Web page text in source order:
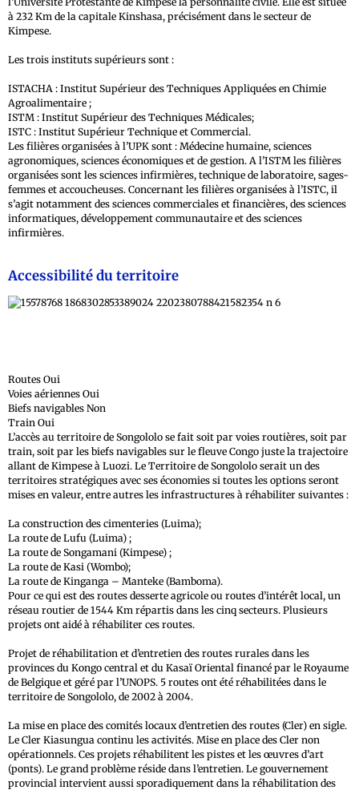
à 232 Km de la capitale Kinshasa, précisément dans le secteur de
Kimpese.
Les trois instituts supérieurs sont :
ISTACHA : Institut Supérieur des Techniques Appliquées en Chimie
Agroalimentaire ;
ISTM : Institut Supérieur des Techniques Médicales;
ISTC : Institut Supérieur Technique et Commercial.
Les filières organisées à l’UPK sont : Médecine humaine, sciences
agronomiques, sciences économiques et de gestion. A l’ISTM les filières
organisées sont les sciences infirmières, technique de laboratoire, sages-
femmes et accoucheuses. Concernant les filières organisées à l’ISTC, il
s’agit notamment des sciences commerciales et financières, des sciences
informatiques, développement communautaire et des sciences
infirmières.
Accessibilité du territoire
Routes Oui
Voies aériennes Oui
Biefs navigables Non
Train Oui
L’accès au territoire de Songololo se fait soit par voies routières, soit par
train, soit par les biefs navigables sur le fleuve Congo juste la trajectoire
allant de Kimpese à Luozi. Le Territoire de Songololo serait un des
territoires stratégiques avec ses économies si toutes les options seront
mises en valeur, entre autres les infrastructures à réhabiliter suivantes :
La construction des cimenteries (Luima);
La route de Lufu (Luima) ;
La route de Songamani (Kimpese) ;
La route de Kasi (Wombo);
La route de Kinganga – Manteke (Bamboma).
Pour ce qui est des routes desserte agricole ou routes d’intérêt local, un
réseau routier de 1544 Km répartis dans les cinq secteurs. Plusieurs
projets ont aidé à réhabiliter ces routes.
Projet de réhabilitation et d’entretien des routes rurales dans les
provinces du Kongo central et du Kasaï Oriental financé par le Royaume
de Belgique et géré par l’UNOPS. 5 routes ont été réhabilitées dans le
territoire de Songololo, de 2002 à 2004.
La mise en place des comités locaux d’entretien des routes (Cler) en sigle.
Le Cler Kiasungua continu les activités. Mise en place des Cler non
opérationnels. Ces projets réhabilitent les pistes et les œuvres d’art
(ponts). Le grand problème réside dans l’entretien. Le gouvernement
provincial intervient aussi sporadiquement dans la réhabilitation des